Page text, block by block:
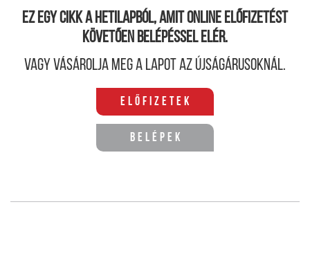
Ez egy cikk a hetilapból, amit online előfizetést
követően belépéssel elér.
Vagy vásárolja meg a lapot az újságárusoknál.
Előfizetek
Belépek